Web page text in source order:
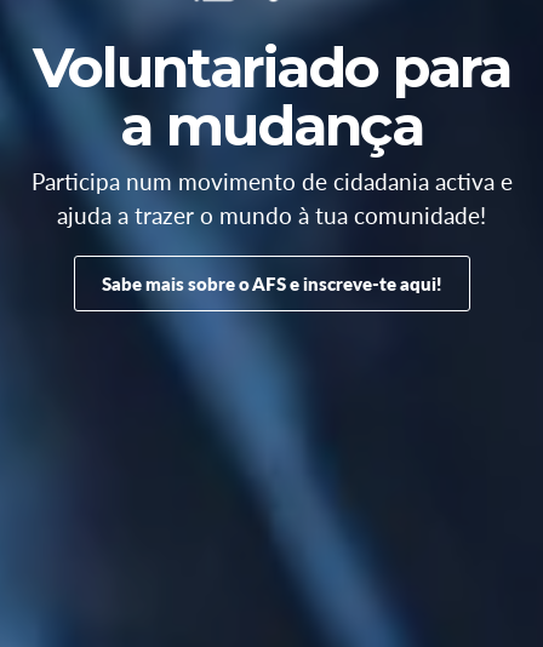
Voluntariado para
a mudança
Participa num movimento de cidadania activa e
ajuda a trazer o mundo à tua comunidade!
Sabe mais sobre o AFS e inscreve-te aqui!